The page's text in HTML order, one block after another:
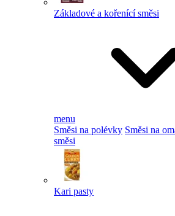
Základové a kořenící směsi
menu
Směsi na polévky Směsi na
směsi
Kari pasty